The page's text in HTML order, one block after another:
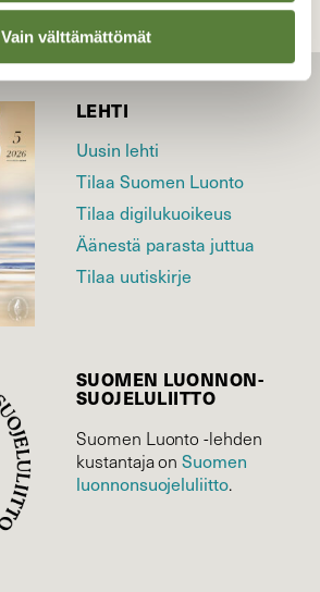
Vain välttämättömät
LEHTI
Uusin lehti
Tilaa Suomen Luonto
Tilaa digilukuoikeus
Äänestä parasta juttua
Tilaa uutiskirje
SUOMEN LUONNON­
SUOJELU­LIITTO
Suomen Luonto -lehden
kustantaja onSuomen
luonnonsuojelu­liitto.